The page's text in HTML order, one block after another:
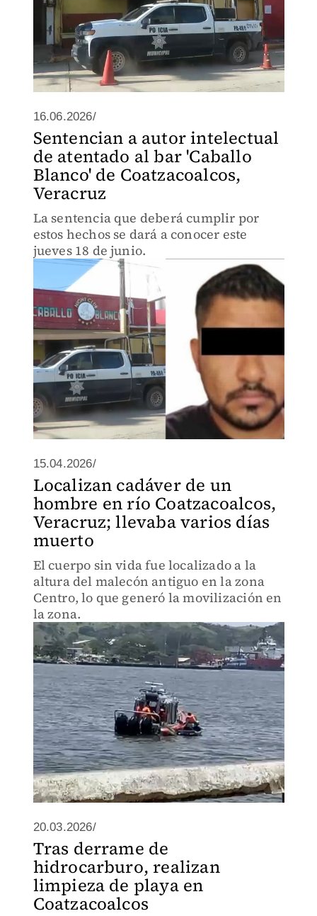
16.06.2026/
Sentencian a autor intelectual
de atentado al bar 'Caballo
Blanco' de Coatzacoalcos,
Veracruz
La sentencia que deberá cumplir por
estos hechos se dará a conocer este
jueves 18 de junio.
15.04.2026/
Localizan cadáver de un
hombre en río Coatzacoalcos,
Veracruz; llevaba varios días
muerto
El cuerpo sin vida fue localizado a la
altura del malecón antiguo en la zona
Centro, lo que generó la movilización en
la zona.
20.03.2026/
Tras derrame de
hidrocarburo, realizan
limpieza de playa en
Coatzacoalcos